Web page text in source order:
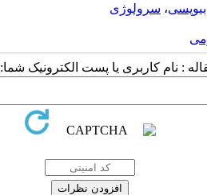
بیوپسی، سرولوژی
: نام کاربری یا پست الکترونیک شما: